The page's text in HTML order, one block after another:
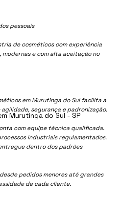
pessoais
de cosméticos com experiência
modernas e com alta aceitação no
em Murutinga do Sul facilita a
segurança e padronização.
com equipe técnica qualificada.
industriais regulamentados.
dentro dos padrões
pedidos menores até grandes
de cada cliente.
Murutinga do Sul - SP